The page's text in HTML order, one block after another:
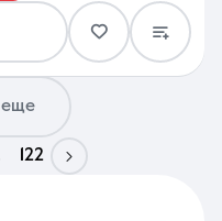
еще
122